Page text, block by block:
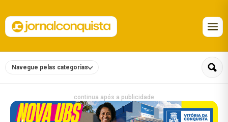
Navegue pelas categorias
continua após a publicidade